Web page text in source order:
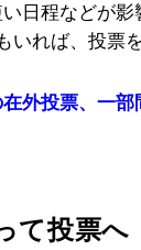
日程などが
いれば、投票
在外投票、一
て投票へ